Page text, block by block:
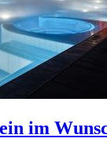
im